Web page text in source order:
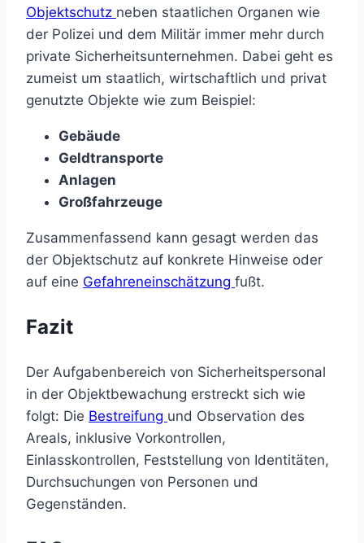
Objektschutz neben staatlichen Organen wie
der Polizei und dem Militär immer mehr durch
private Sicherheitsunternehmen. Dabei geht es
zumeist um staatlich, wirtschaftlich und privat
genutzte Objekte wie zum Beispiel:
Gebäude
Geldtransporte
Anlagen
Großfahrzeuge
Zusammenfassend kann gesagt werden das
der Objektschutz auf konkrete Hinweise oder
auf eine Gefahreneinschätzung fußt.
Fazit
Der Aufgabenbereich von Sicherheitspersonal
in der Objektbewachung erstreckt sich wie
folgt: Die Bestreifung und Observation des
Areals, inklusive Vorkontrollen,
Einlasskontrollen, Feststellung von Identitäten,
Durchsuchungen von Personen und
Gegenständen.